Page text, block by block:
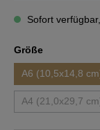
Sofort
Größeauswählen
A6 (10,5x14,8
A4 (21,0x29,7
(Diese